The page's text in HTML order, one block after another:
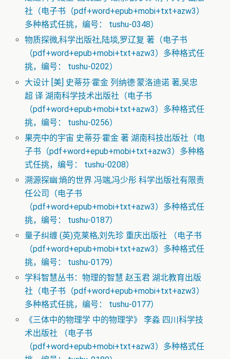
社（电子书（pdf+word+epub+mobi+txt+azw3）
多种格式任挑，编号： tushu-0348）
物质探微,科学出版社,陆埮,罗辽复 著（电子书
（pdf+word+epub+mobi+txt+azw3）多种格式任
挑，编号： tushu-0202）
大设计 [美] 史蒂芬·霍金 列纳德·蒙洛迪诺 著,吴忠
超 译 湖南科学技术出版社（电子书
（pdf+word+epub+mobi+txt+azw3）多种格式任
挑，编号： tushu-0256）
果壳中的宇宙 史蒂芬·霍金 著 湖南科技出版社（电
子书（pdf+word+epub+mobi+txt+azw3）多种格
式任挑，编号： tushu-0208）
溯源探幽:熵的世界 冯端,冯少彤 科学出版社有限责
任公司（电子书
（pdf+word+epub+mobi+txt+azw3）多种格式任
挑，编号： tushu-0187）
量子纠缠 (英)克莱格,刘先珍 重庆出版社 （电子书
（pdf+word+epub+mobi+txt+azw3）多种格式任
挑，编号： tushu-0179）
学科智慧丛书：物理的智慧 赵玉君 湖北教育出版
社（电子书（pdf+word+epub+mobi+txt+azw3）
多种格式任挑，编号： tushu-0177）
《三体中的物理学 中的物理学》 李淼 四川科学技
术出版社 （电子书
（pdf+word+epub+mobi+txt+azw3）多种格式任